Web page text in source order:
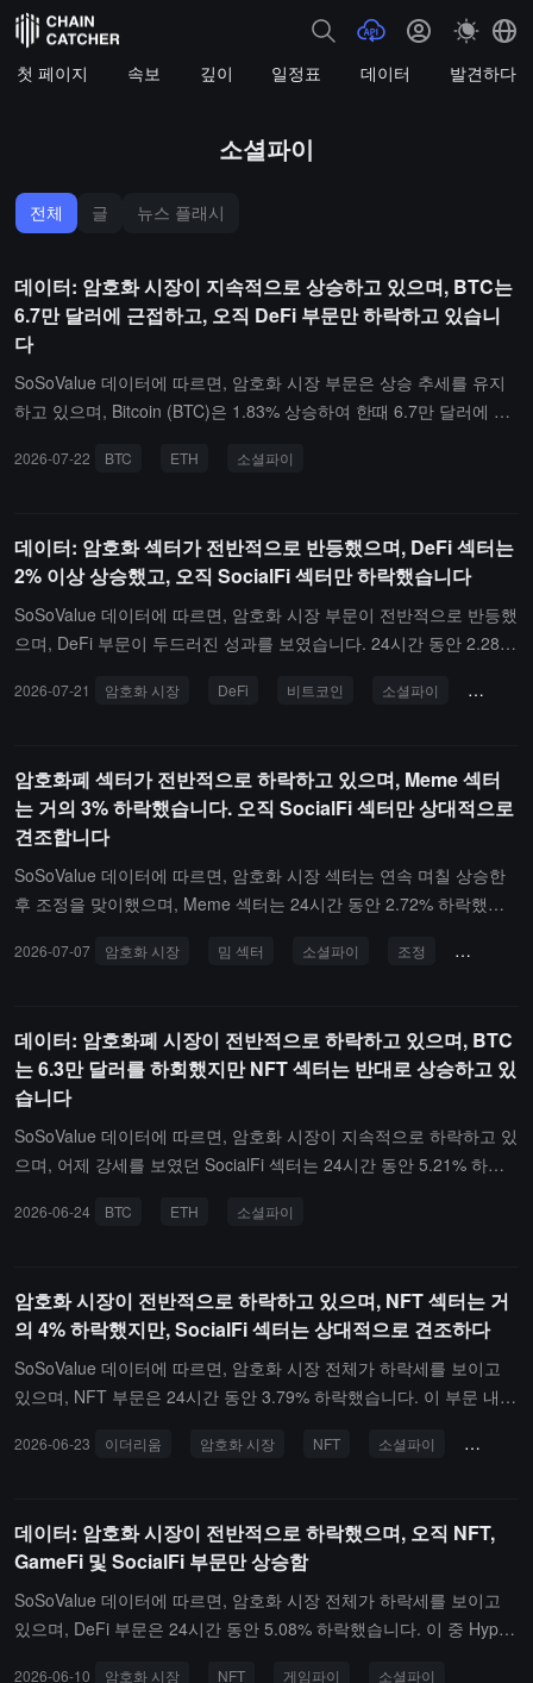
첫 페이지 속보 깊이 일정표 데이터 발견하다
소셜파이
전체 글 뉴스 플래시
데이터: 암호화 시장이 지속적으로 상승하고 있으며, BTC는
6.7만 달러에 근접하고, 오직 DeFi 부문만 하락하고 있습니
다
SoSoValue 데이터에 따르면, 암호화 시장 부문은 상승 추세를 유지
하고 있으며, Bitcoin (BTC)은 1.83% 상승하여 한때 6.7만 달러에 근
했습니다.동시에, SocialFi와 RWA 부문은 두드러진 성과를 보였으
ance (ONDO)는 11.68% 상승했으며, Centrifuge (CFG)는 6.25% 상
승했습니다. Plume (PLUME)와 RE는 각각 8.2%, 12.04% 상승했습
니다.다른 부문에서는, PayFi 부문이 24시간 2.24% 상승했으며, Mo
nero (XMR)는 6.24% 상승했습니다; Meme 부문은 0.8% 상승했으
상승했으며, Optimism (OP)은 5.02% 상승했습니다; Layer1 부문은
다. 또한, DeFi 부문은 2.54% 하락했지만, ZeroLend (ZERO)는 반대
로 50.73% 상승했습니다.
2026-07-22 BTC ETH 소셜파이
데이터: 암호화 섹터가 전반적으로 반등했으며, DeFi 섹터는
2% 이상 상승했고, 오직 SocialFi 섹터만 하락했습니다
SoSoValue 데이터에 따르면, 암호화 시장 부문이 전반적으로 반등했
으며, DeFi 부문이 두드러진 성과를 보였습니다. 24시간 동안 2.28%
XE), Uniswap(UNI), Lido DAO(LDO)는 각각 4.96%, 5.32%, 11.80%
습니다.다른 부문에서는 RWA 부문이 24시간 동안 2.02% 상승했으
며, 부문 내에서 Maple Finance(SYRUP)는 6.13% 상승했습니다; Pa
yFi 부문은 1.00% 상승했으며, Telcoin(TEL)은 2.62% 상승했습니다;
Layer1 부문은 0.62% 상승했으며, NEAR Protocol(NEAR)은 4.40%
상승했습니다; CeFi 부문은 0.22% 상승했으며, NEXO(NEXO)는 1.8
15.22% 상승했습니다; Layer2 부문은 0.04% 상승했으며, Arbitrum
는 3.06% 상승했습니다.부문 역사적 시장 상황을 반영하는 암호화
부문 지수는 ssiDeFi, ssiRWA, ssiDePIN 지수가 각각 2.38%, 2.14%,
1.59% 상승했다고 나타냈습니다.
2026-07-21 암호화 시장 DeFi 비트코인 소셜파이 이더리움
암호화폐 섹터가 전반적으로 하락하고 있으며, Meme 섹터
는 거의 3% 하락했습니다. 오직 SocialFi 섹터만 상대적으로
견조합니다
SoSoValue 데이터에 따르면, 암호화 시장 섹터는 연속 며칠 상승한
후 조정을 맞이했으며, Meme 섹터는 24시간 동안 2.72% 하락했습
(M)와 BUILDon(B)은 각각 13.17%, 19.36% 하락했습니다.다른 섹터
X(EDGE)는 반대로 29.92% 상승했습니다; Layer1 섹터는 0.69% 하
락했지만 NEAR Protocol(NEAR)은 상대적으로 견조하게 2.89% 상
승했습니다; CeFi 섹터는 0.74% 하락했으며 Bitget Token(BGB)은 3.
17% 하락했습니다; PayFi 섹터는 0.96% 하락했으며 Trust Wallet(T
WT)은 장중 1.39% 상승했습니다;SocialFi 섹터는 상대적으로 견조
했습니다.섹터의 역사적 시장 상황을 반영하는 암호화 섹터 지수는 s
2026-07-07 암호화 시장 밈 섹터 소셜파이 조정 상승
데이터: 암호화폐 시장이 전반적으로 하락하고 있으며, BTC
는 6.3만 달러를 하회했지만 NFT 섹터는 반대로 상승하고 있
습니다
SoSoValue 데이터에 따르면, 암호화 시장이 지속적으로 하락하고 있
으며, 어제 강세를 보였던 SocialFi 섹터는 24시간 동안 5.21% 하락
섹터는 5.07% 하락했으며, 그중 Venice Token（VVV）과 Worldcoin
（ETH）は 2.74% 하락하여 1700 달러 아래로 떨어졌습니다. 그러
나 NFT 섹터는 반대로 8.62% 상승했으며, 그중 Audiera（BEAT）は
40.86% 대폭 상승했습니다. 다른 섹터에서는 CeFi 섹터가 1.42% 하
락했지만 Aster（ASTER）は 1.43% 상승했습니다; PayFi 섹터는 1.
상승했습니다; Layer1 섹터는 1.9% 하락했으며, Zcash（ZEC）は
이낸스 인생은 소폭 1.03% 상승했습니다; DeFi 섹터는 4.79% 하락
했으며, 이전에 상승폭이 컸던 LAB（LAB）は 17.49% 하락했습니
다.
2026-06-24 BTC ETH 소셜파이
암호화 시장이 전반적으로 하락하고 있으며, NFT 섹터는 거
의 4% 하락했지만, SocialFi 섹터는 상대적으로 견조하다
SoSoValue 데이터에 따르면, 암호화 시장 전체가 하락세를 보이고
있으며, NFT 부문은 24시간 동안 3.79% 하락했습니다. 이 부문 내에
는 6.29% 하락했습니다. 동시에, Bitcoin(BTC)은 1.06% 하락하여 6.
상대적으로 견조하여 오늘 유일하게 상승한 부문으로, 24시간 동안
1.23% 상승했으며, Toncoin(TON)에서 이름이 변경된 Gram(GRAM)
은 2.13% 상승했습니다.다른 부문에서는, DeFi 부문이 24시간 동안
0.47% 하락했지만 DeXe(DEXE)는 59.33% 대폭 상승했습니다; CeFi
2026-06-23 이더리움 암호화 시장 NFT 소셜파이 비트코인
데이터: 암호화 시장이 전반적으로 하락했으며, 오직 NFT,
GameFi 및 SocialFi 부문만 상승함
SoSoValue 데이터에 따르면, 암호화 시장 전체가 하락세를 보이고
있으며, DeFi 부문은 24시간 동안 5.08% 하락했습니다. 이 중 Hyperl
2026-06-10 암호화 시장 NFT 게임파이 소셜파이